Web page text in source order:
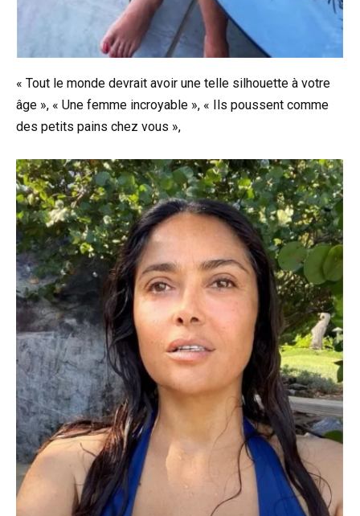
« Tout le monde devrait avoir une telle silhouette à votre
âge », « Une femme incroyable », « Ils poussent comme
des petits pains chez vous »,